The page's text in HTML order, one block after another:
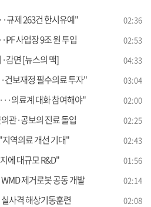
규제 263건 한시유예" 02:36
사업장 9조 원 투입 02:53
감면 [뉴스의 맥] 04:33
건보재정 필수의료 투자" 03:04
의료계 대화 참여해야" 02:00
관·공보의 진료 돌입 02:25
역의료 개선 기대" 02:43
에 대규모 R&D" 01:56
제거로봇 공동 개발 02:14
사격 해상기동훈련 02:08